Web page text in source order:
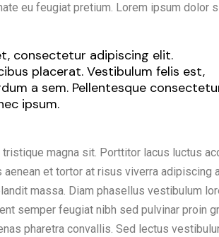
eu feugiat pretium. Lorem ipsum dolor
consectetur adipiscing elit.
placerat. Vestibulum felis est,
a sem. Pellentesque
ipsum.
magna sit. Porttitor lacus luctus
et tortor at risus viverra adipiscing
massa. Diam phasellus vestibulum
semper feugiat nibh sed pulvinar proin
pharetra convallis. Sed lectus